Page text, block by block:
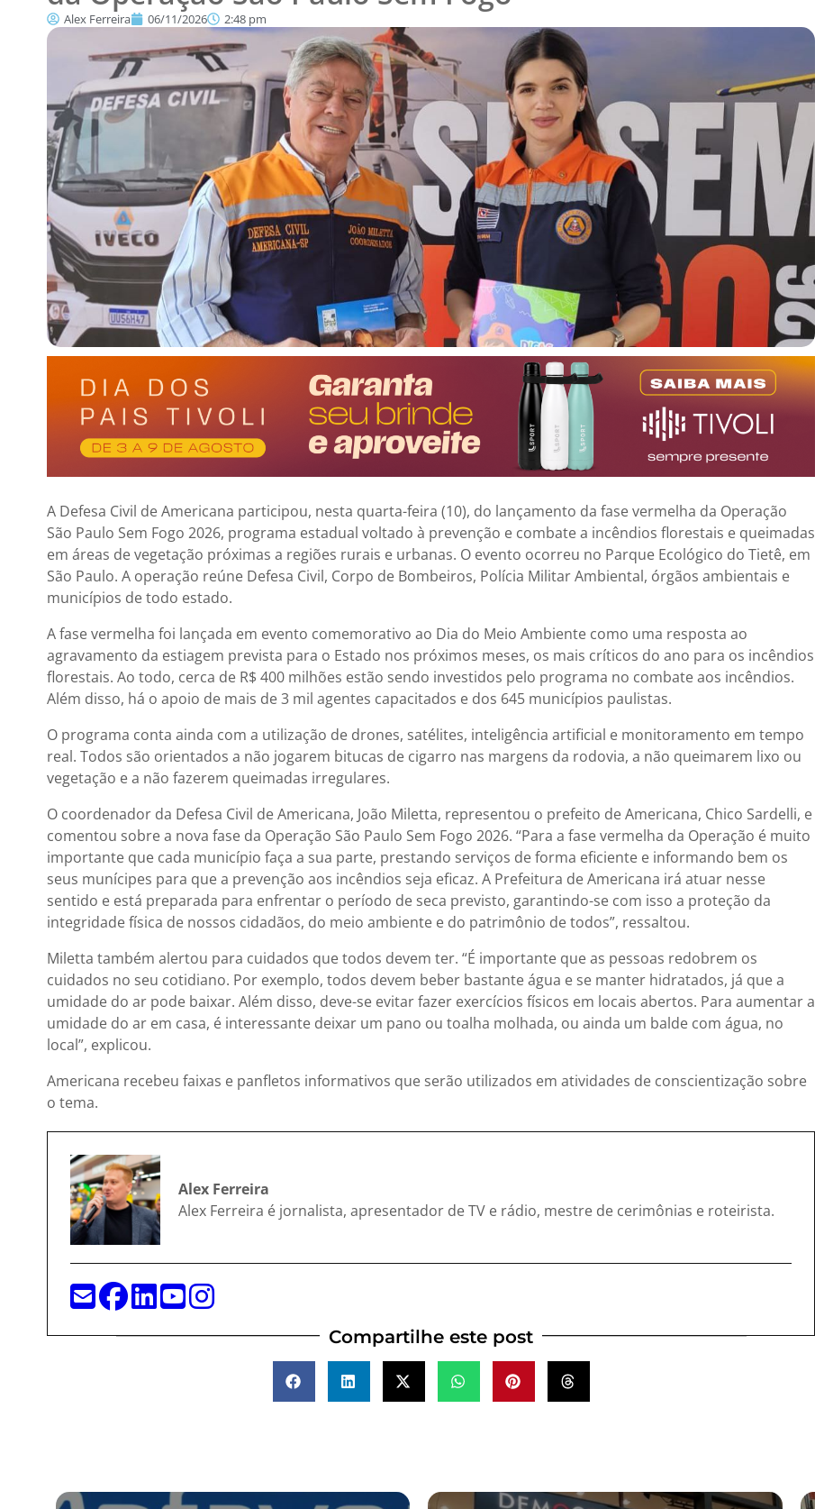
Alex Ferreira 06/11/2026 2:48 pm
A Defesa Civil de Americana participou, nesta quarta-feira (10), do lançamento da fase vermelha da Operação
São Paulo Sem Fogo 2026, programa estadual voltado à prevenção e combate a incêndios florestais e queimadas
em áreas de vegetação próximas a regiões rurais e urbanas. O evento ocorreu no Parque Ecológico do Tietê, em
São Paulo. A operação reúne Defesa Civil, Corpo de Bombeiros, Polícia Militar Ambiental, órgãos ambientais e
municípios de todo estado.
A fase vermelha foi lançada em evento comemorativo ao Dia do Meio Ambiente como uma resposta ao
agravamento da estiagem prevista para o Estado nos próximos meses, os mais críticos do ano para os incêndios
florestais. Ao todo, cerca de R$ 400 milhões estão sendo investidos pelo programa no combate aos incêndios.
Além disso, há o apoio de mais de 3 mil agentes capacitados e dos 645 municípios paulistas.
O programa conta ainda com a utilização de drones, satélites, inteligência artificial e monitoramento em tempo
real. Todos são orientados a não jogarem bitucas de cigarro nas margens da rodovia, a não queimarem lixo ou
vegetação e a não fazerem queimadas irregulares.
O coordenador da Defesa Civil de Americana, João Miletta, representou o prefeito de Americana, Chico Sardelli, e
comentou sobre a nova fase da Operação São Paulo Sem Fogo 2026. “Para a fase vermelha da Operação é muito
importante que cada município faça a sua parte, prestando serviços de forma eficiente e informando bem os
seus munícipes para que a prevenção aos incêndios seja eficaz. A Prefeitura de Americana irá atuar nesse
sentido e está preparada para enfrentar o período de seca previsto, garantindo-se com isso a proteção da
integridade física de nossos cidadãos, do meio ambiente e do patrimônio de todos”, ressaltou.
Miletta também alertou para cuidados que todos devem ter. “É importante que as pessoas redobrem os
cuidados no seu cotidiano. Por exemplo, todos devem beber bastante água e se manter hidratados, já que a
umidade do ar pode baixar. Além disso, deve-se evitar fazer exercícios físicos em locais abertos. Para aumentar a
umidade do ar em casa, é interessante deixar um pano ou toalha molhada, ou ainda um balde com água, no
local”, explicou.
Americana recebeu faixas e panfletos informativos que serão utilizados em atividades de conscientização sobre
o tema.
Alex Ferreira
Alex Ferreira é jornalista, apresentador de TV e rádio, mestre de cerimônias e roteirista.
Compartilhe este post